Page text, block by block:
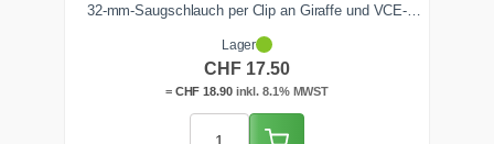
32-mm-Saugschlauch per Clip an Giraffe und VCE-
Unterdruck am Schleifkopf und lasst die Maschine sanft
uber die Spachtelmasse gleiten.
Lager
CHF 17.50
= CHF 18.90inkl. 8.1% MWST